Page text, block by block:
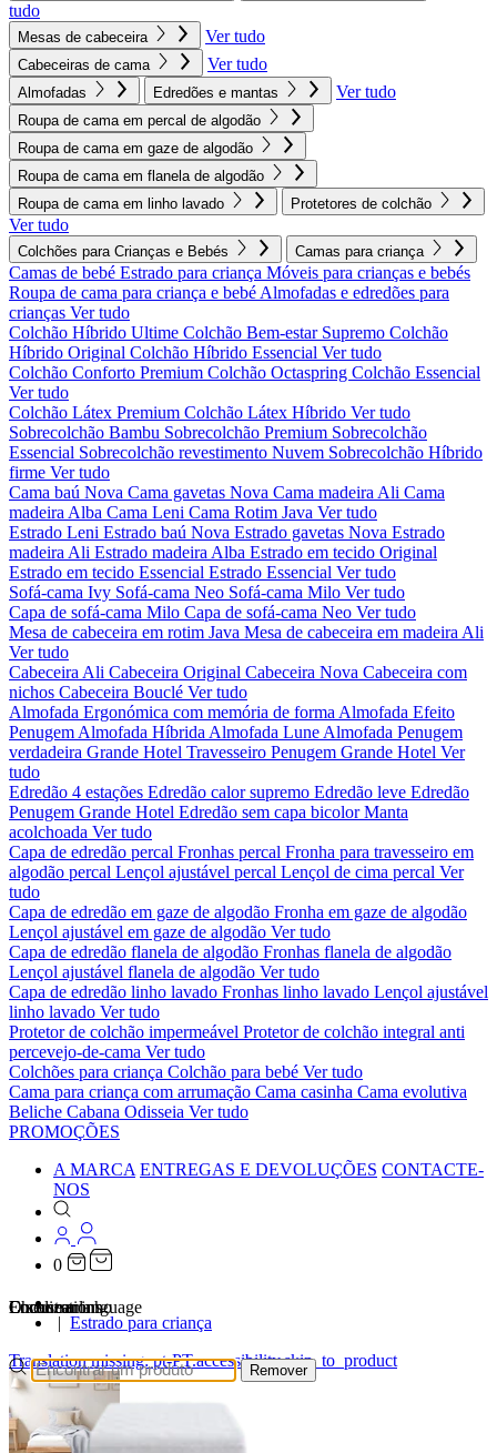
tudo
Mesas de cabeceira Ver tudo
Cabeceiras de cama Ver tudo
Almofadas Edredões e mantas Ver tudo
Roupa de cama em percal de algodão
Roupa de cama em gaze de algodão
Roupa de cama em flanela de algodão
Roupa de cama em linho lavado
Protetores de colchão
Ver tudo
Colchões para Crianças e Bebés Camas para criança
Camas de bebé Estrado para criança Móveis para crianças e bebés
Roupa de cama para criança e bebé Almofadas e edredões para
crianças Ver tudo
Colchão Híbrido Ultime Colchão Bem-estar Supremo Colchão
Híbrido Original Colchão Híbrido Essencial Ver tudo
Colchão Conforto Premium Colchão Octaspring Colchão Essencial
Ver tudo
Colchão Látex Premium Colchão Látex Híbrido Ver tudo
Sobrecolchão Bambu Sobrecolchão Premium Sobrecolchão
Essencial Sobrecolchão revestimento Nuvem Sobrecolchão Híbrido
firme Ver tudo
Cama baú Nova Cama gavetas Nova Cama madeira Ali Cama
madeira Alba Cama Leni Cama Rotim Java Ver tudo
Estrado Leni Estrado baú Nova Estrado gavetas Nova Estrado
madeira Ali Estrado madeira Alba Estrado em tecido Original
Estrado em tecido Essencial Estrado Essencial Ver tudo
Sofá-cama Ivy Sofá-cama Neo Sofá-cama Milo Ver tudo
Capa de sofá-cama Milo Capa de sofá-cama Neo Ver tudo
Mesa de cabeceira em rotim Java Mesa de cabeceira em madeira Ali
Ver tudo
Cabeceira Ali Cabeceira Original Cabeceira Nova Cabeceira com
nichos Cabeceira Bouclé Ver tudo
Almofada Ergonómica com memória de forma Almofada Efeito
Penugem Almofada Híbrida Almofada Lune Almofada Penugem
verdadeira Grande Hotel Travesseiro Penugem Grande Hotel Ver
tudo
Edredão 4 estações Edredão calor supremo Edredão leve Edredão
Penugem Grande Hotel Edredão sem capa bicolorManta
acolchoada Ver tudo
Capa de edredão percal Fronhas percal Fronha para travesseiro em
algodão percal Lençol ajustável percal Lençol de cima percal Ver
tudo
Capa de edredão em gaze de algodão Fronha em gaze de algodão
Lençol ajustável em gaze de algodão Ver tudo
Capa de edredão flanela de algodão Fronhas flanela de algodão
Lençol ajustável flanela de algodão Ver tudo
Capa de edredão linho lavado Fronhas linho lavado Lençol ajustável
linho lavado Ver tudo
Protetor de colchão impermeável Protetor de colchão integral anti
percevejo-de-cama Ver tudo
Colchões para criança Colchão para bebé Ver tudo
Cama para criança com arrumação Cama casinha Cama evolutiva
Beliche Cabana Odisseia Ver tudo
PROMOÇÕES
A MARCA ENTREGAS E DEVOLUÇÕES CONTACTE-
NOS
0
Localizations
Choose a language
Encontrar
Remover
O seu carrinho
…
Estrado para criança
Translation missing: pt-PT.accessibility.skip_to_product